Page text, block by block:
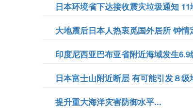
日本环境省下达接收震灾垃圾通知
大地震后日本人热衷觅国外居所 钟情
印度尼西亚巴布亚省附近海域发生6.9
日本富士山附近断层 有可能引发８级
提升重大海洋灾害防御水平...